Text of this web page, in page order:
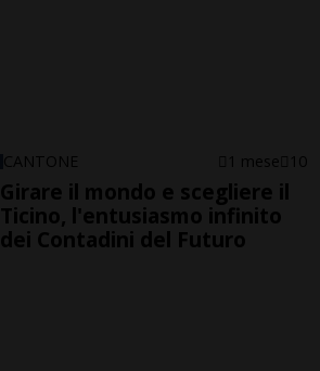
CANTONE 1 mese 10
Girare il mondo e scegliere il
Ticino, l'entusiasmo infinito
dei Contadini del Futuro